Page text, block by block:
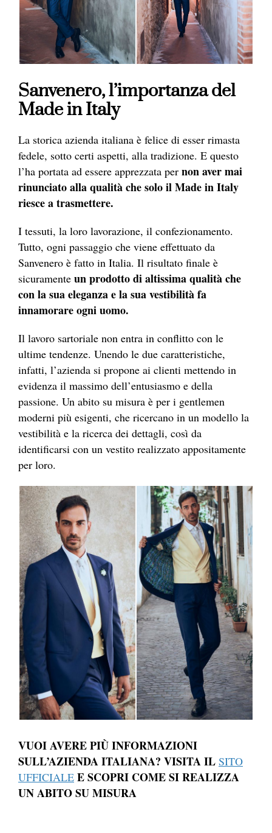
Sanvenero, l’importanza del
Made in Italy
La storica azienda italiana è felice di esser rimasta
fedele, sotto certi aspetti, alla tradizione. E questo
l’ha portata ad essere apprezzata per non aver mai
rinunciato alla qualità che solo il Made in Italy
riesce a trasmettere.
I tessuti, la loro lavorazione, il confezionamento.
Tutto, ogni passaggio che viene effettuato da
Sanvenero è fatto in Italia. Il risultato finale è
sicuramente un prodotto di altissima qualità che
con la sua eleganza e la sua vestibilità fa
innamorare ogni uomo.
Il lavoro sartoriale non entra in conflitto con le
ultime tendenze. Unendo le due caratteristiche,
infatti, l’azienda si propone ai clienti mettendo in
evidenza il massimo dell’entusiasmo e della
passione. Un abito su misura è per i gentlemen
moderni più esigenti, che ricercano in un modello la
vestibilità e la ricerca dei dettagli, così da
identificarsi con un vestito realizzato appositamente
per loro.
VUOI AVERE PIÙ INFORMAZIONI
SULL’AZIENDA ITALIANA? VISITA IL SITO
UFFICIALE E SCOPRI COME SI REALIZZA
UN ABITO SU MISURA